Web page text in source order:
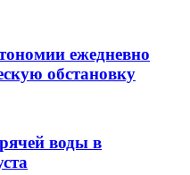
ежедневно
обстановку
воды в